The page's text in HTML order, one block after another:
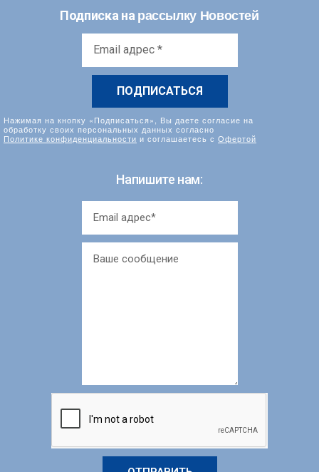
Подписка на рассылку Новостей
Нажимая на кнопку «Подписаться», Вы даете согласие на
обработку своих персональных данных согласно
Политике конфиденциальности и соглашаетесь с Офертой
Напишите нам: